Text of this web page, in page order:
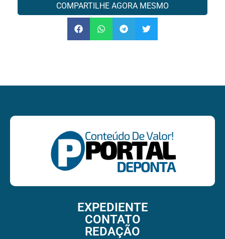
COMPARTILHE AGORA MESMO
EXPEDIENTE
CONTATO
REDAÇÃO